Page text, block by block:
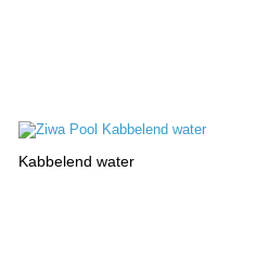
Kabbelend water